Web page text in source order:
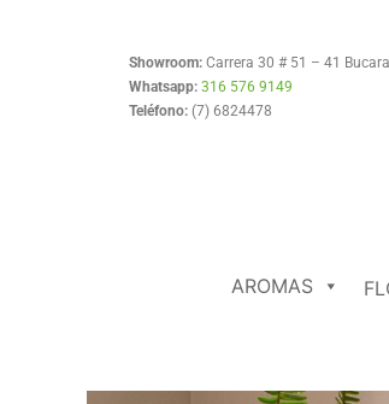
Showroom: Carrera 30 # 51 – 41
Whatsapp: 316 576 9149
Teléfono: (7) 6824478
AROMAS